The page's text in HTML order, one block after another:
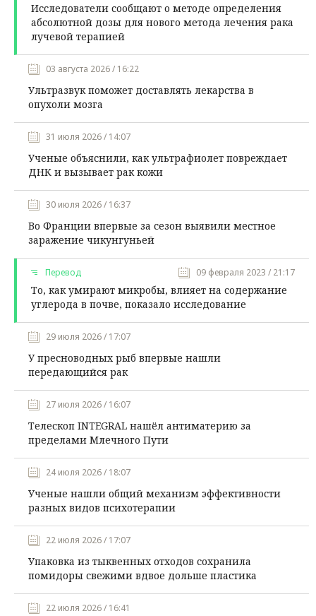
Исследователи сообщают о методе определения
абсолютной дозы для нового метода лечения рака
лучевой терапией
03 августа 2026 / 16:22
Ультразвук поможет доставлять лекарства в
опухоли мозга
31 июля 2026 / 14:07
Ученые объяснили, как ультрафиолет повреждает
ДНК и вызывает рак кожи
30 июля 2026 / 16:37
Во Франции впервые за сезон выявили местное
заражение чикунгуньей
Перевод 09 февраля 2023 / 21:17
То, как умирают микробы, влияет на содержание
углерода в почве, показало исследование
29 июля 2026 / 17:07
У пресноводных рыб впервые нашли
передающийся рак
27 июля 2026 / 16:07
Телескоп INTEGRAL нашёл антиматерию за
пределами Млечного Пути
24 июля 2026 / 18:07
Ученые нашли общий механизм эффективности
разных видов психотерапии
22 июля 2026 / 17:07
Упаковка из тыквенных отходов сохранила
помидоры свежими вдвое дольше пластика
22 июля 2026 / 16:41